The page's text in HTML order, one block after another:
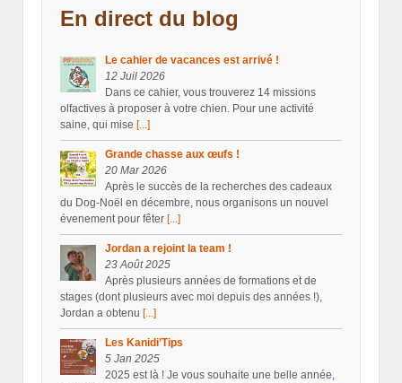
En direct du blog
Le cahier de vacances est arrivé !
12 Juil 2026
Dans ce cahier, vous trouverez 14 missions
olfactives à proposer à votre chien. Pour une activité
saine, qui mise [...]
Grande chasse aux œufs !
20 Mar 2026
Après le succès de la recherches des cadeaux
du Dog-Noël en décembre, nous organisons un nouvel
évenement pour fêter [...]
Jordan a rejoint la team !
23 Août 2025
Après plusieurs années de formations et de
stages (dont plusieurs avec moi depuis des années !),
Jordan a obtenu [...]
Les Kanidi’Tips
5 Jan 2025
2025 est là ! Je vous souhaite une belle année,